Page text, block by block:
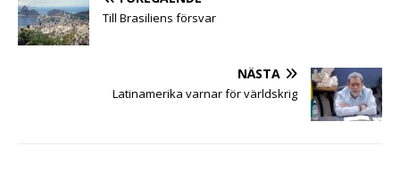
Till Brasiliens försvar
NÄSTA
Latinamerika varnar för världskrig